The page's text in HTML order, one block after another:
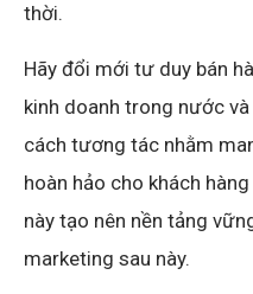
thời.
Hãy đổi mới tư duy bán
kinh doanh trong nước
cách tương tác nhằm
hoàn hảo cho khách
này tạo nên nền tảng
marketing sau này.